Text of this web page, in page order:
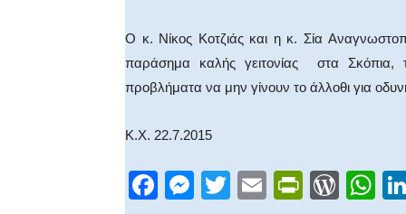
Ο κ. Νίκος Κοτζιάς και η κ. Σία
παράσημα καλής γειτονίας στα Σκόπια,
προβλήματα να μην γίνουν το άλλοθι για
Κ.Χ. 22.7.2015
F
M
T
E
Pr W
W